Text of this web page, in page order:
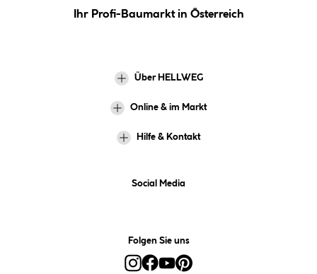
Ihr Profi-Baumarkt in Österreich
Über HELLWEG
Online & im Markt
Hilfe & Kontakt
Social Media
Folgen Sie uns